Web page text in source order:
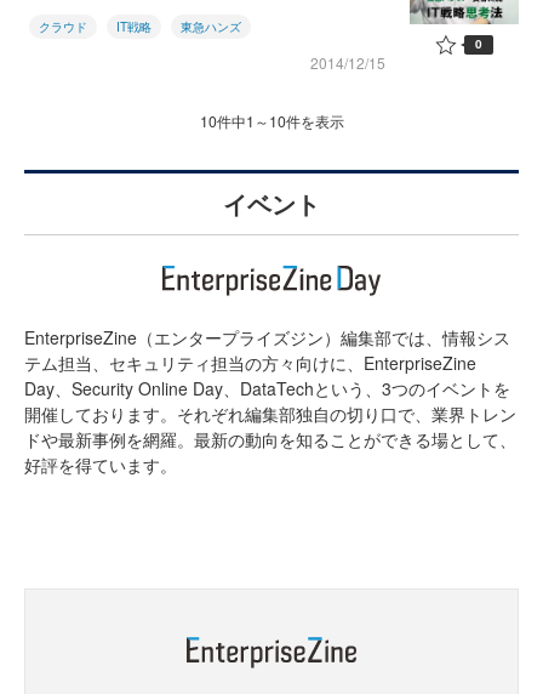
クラウド IT戦略 東急ハンズ
2014/12/15
0
10件中1～10件を表示
イベント
EnterpriseZine（エンタープライズジン）編集部では、情報シス
テム担当、セキュリティ担当の方々向けに、EnterpriseZine
Day、Security Online Day、DataTechという、3つのイベントを
開催しております。それぞれ編集部独自の切り口で、業界トレン
ドや最新事例を網羅。最新の動向を知ることができる場として、
好評を得ています。